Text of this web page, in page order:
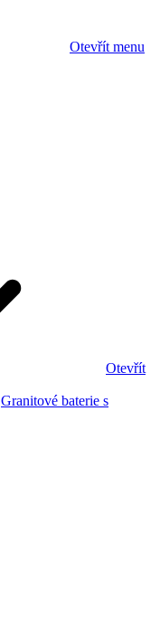
Otevřít menu
Otevřít
Granitové baterie s